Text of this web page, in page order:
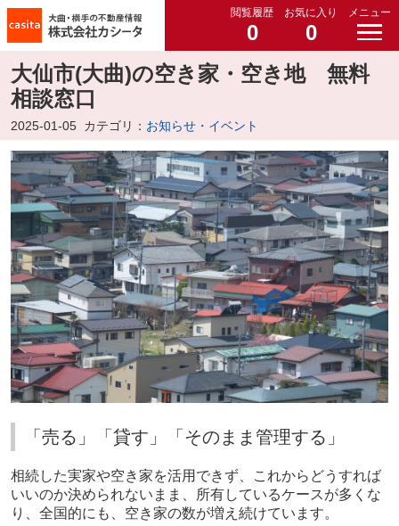
閲覧履歴
0
お気に入り
0
メニュー
大仙市(大曲)の空き家・空き地 無料
相談窓口
2025-01-05 カテゴリ： お知らせ・イベント
「売る」「貸す」「そのまま管理する」
相続した実家や空き家を活用できず、これからどうすれば
いいのか決められないまま、所有しているケースが多くな
り、全国的にも、空き家の数が増え続けています。